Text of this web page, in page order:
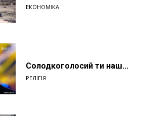
ЕКОНОМІКА
Солодкоголосий ти наш...
РЕЛІГІЯ